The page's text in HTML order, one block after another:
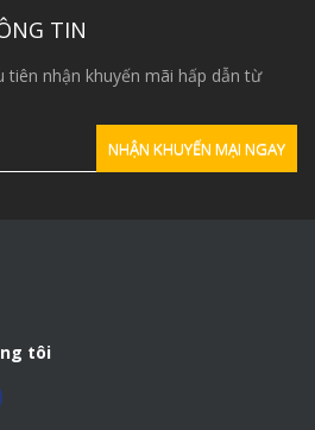
TIN
tiên nhận khuyến mãi hấp dẫn từ
tôi